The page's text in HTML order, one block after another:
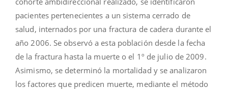
pacientes pertenecientes a un sistema cerrado de
salud, internados por una fractura de cadera durante el
año 2006. Se observó a esta población desde la fecha
de la fractura hasta la muerte o el 1º de julio de 2009.
Asimismo, se determinó la mortalidad y se analizaron
los factores que predicen muerte, mediante el método